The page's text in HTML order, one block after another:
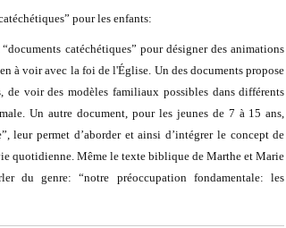
pour les enfants:
catéchétiques” pour désigner des animations
à voir avec la foi de l'Église. Un des documents propose
de voir des modèles familiaux possibles dans différents
Un autre document, pour les jeunes de 7 à 15 ans,
leur permet d’aborder et ainsi d’intégrer le concept de
quotidienne. Même le texte biblique de Marthe et Marie
du genre: “notre préoccupation fondamentale: les